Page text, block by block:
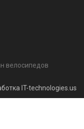
велосипедов
IT-technologies.us